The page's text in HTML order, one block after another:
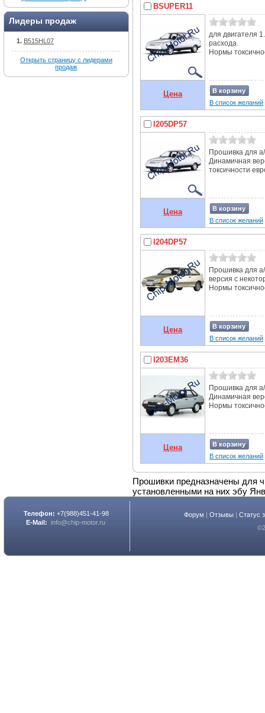
Лидеры продаж
B515HL07
Открыть страницу с лидерами
продаж
BSUPER11
для двигателя
расхода.
Нормы
Цена
В корзину
В список желаний
I205DP57
Прошивка для
Динамичная
токсичности
Цена
В корзину
В список желаний
I204DP57
Прошивка для
версия с
Нормы
Цена
В корзину
В список желаний
I203EM36
Прошивка для
Динамичная
Нормы
Цена
В корзину
В список желаний
Прошивки предназначены для
установленными на них эбу
Телефон: +7(988)451-41-98
E-Mail: info@chip-motor.ru
Форум |Отзывы |Статус